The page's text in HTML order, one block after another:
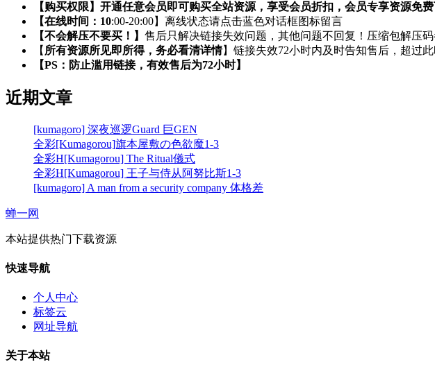
【购买权限】开通任意会员即可购买全站资源，享受会员折扣，会员专享资源免
【在线时间：10:00-20:00】离线状态请点击蓝色对话框图标留言
【不会解压不要买！】 售后只解决链接失效问题，其他问题不回复！压缩包解压
【 所有资源所见即所得，务必看清详情】链接失效72小时内及时告知售后，超过
【PS：防止滥用链接，有效售后为72小时】
近期文章
[kumagoro] 深夜巡逻Guard 巨GEN
全彩[Kumagorou]旗本屋敷の色欲魔1-3
全彩H[Kumagorou] The Ritual儀式
全彩H[Kumagorou] 王子与侍从阿努比斯1-3
[kumagoro] A man from a security company 体格差
蝉一网
本站提供热门下载资源
快速导航
个人中心
标签云
网址导航
关于本站